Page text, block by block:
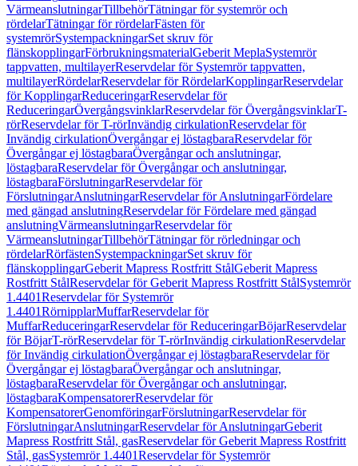
VärmeanslutningarTillbehörTätningar för systemrör och
rördelarTätningar för rördelarFästen för
systemrörSystempackningarSet skruv för
flänskopplingarFörbrukningsmaterialGeberit MeplaSystemrör
tappvatten, multilayerReservdelar för Systemrör tappvatten,
multilayerRördelarReservdelar för RördelarKopplingarReservdelar
för KopplingarReduceringarReservdelar för
ReduceringarÖvergångsvinklarReservdelar för ÖvergångsvinklarT-
rörReservdelar för T-rörInvändig cirkulationReservdelar för
Invändig cirkulationÖvergångar ej löstagbaraReservdelar för
Övergångar ej löstagbaraÖvergångar och anslutningar,
löstagbaraReservdelar för Övergångar och anslutningar,
löstagbaraFörslutningarReservdelar för
FörslutningarAnslutningarReservdelar för AnslutningarFördelare
med gängad anslutningReservdelar för Fördelare med gängad
anslutningVärmeanslutningarReservdelar för
VärmeanslutningarTillbehörTätningar för rörledningar och
rördelarRörfästenSystempackningarSet skruv för
flänskopplingarGeberit Mapress Rostfritt StålGeberit Mapress
Rostfritt StålReservdelar för Geberit Mapress Rostfritt StålSystemrör
1.4401Reservdelar för Systemrör
1.4401RörnipplarMuffarReservdelar för
MuffarReduceringarReservdelar för ReduceringarBöjarReservdelar
för BöjarT-rörReservdelar för T-rörInvändig cirkulationReservdelar
för Invändig cirkulationÖvergångar ej löstagbaraReservdelar för
Övergångar ej löstagbaraÖvergångar och anslutningar,
löstagbaraReservdelar för Övergångar och anslutningar,
löstagbaraKompensatorerReservdelar för
KompensatorerGenomföringarFörslutningarReservdelar för
FörslutningarAnslutningarReservdelar för AnslutningarGeberit
Mapress Rostfritt Stål, gasReservdelar för Geberit Mapress Rostfritt
Stål, gasSystemrör 1.4401Reservdelar för Systemrör